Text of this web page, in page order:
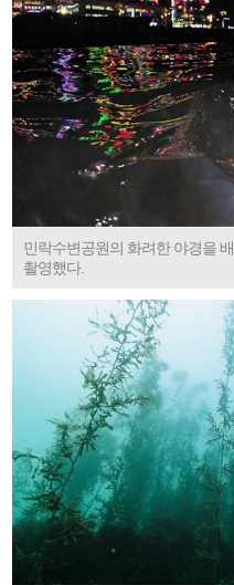
민락수변공원의 화려한 야경을
촬영했다.